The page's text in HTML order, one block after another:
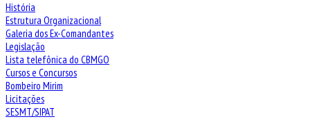
História
Estrutura Organizacional
Galeria dos Ex-Comandantes
Legislação
Lista telefônica do CBMGO
Cursos e Concursos
Bombeiro Mirim
Licitações
SESMT/SIPAT